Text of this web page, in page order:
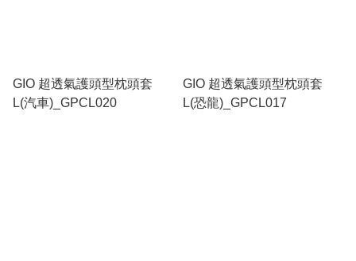
GIO 超透氣護頭型枕頭套
L(汽車)_GPCL020
GIO 超透氣護頭型枕頭套
L(恐龍)_GPCL017